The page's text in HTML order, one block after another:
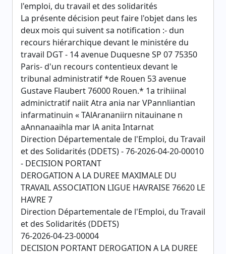
l'emploi, du travail et des solidarités
La présente décision peut faire l'objet dans les
deux mois qui suivent sa notification :- dun
recours hiérarchique devant le ministére du
travail DGT - 14 avenue Duquesne SP 07 75350
Paris- d'un recours contentieux devant le
tribunal administratif *de Rouen 53 avenue
Gustave Flaubert 76000 Rouen.* 1a trihiinal
adminictratif naiit Atra ania nar VPannliantian
infarmatinuin « TAlArananiirn nitauinane n
aAnnanaaihla mar lA anita Intarnat
Direction Départementale de l'Emploi, du Travail
et des Solidarités (DDETS) - 76-2026-04-20-00010
- DECISION PORTANT
DEROGATION A LA DUREE MAXIMALE DU
TRAVAIL ASSOCIATION LIGUE HAVRAISE 76620 LE
HAVRE 7
Direction Départementale de l'Emploi, du Travail
et des Solidarités (DDETS)
76-2026-04-23-00004
DECISION PORTANT DEROGATION A LA DUREE